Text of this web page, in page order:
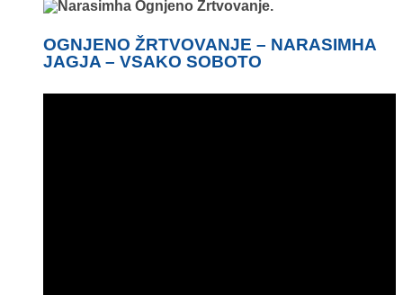
OGNJENO ŽRTVOVANJE – NARASIMHA
JAGJA – VSAKO SOBOTO